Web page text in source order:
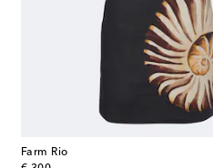
Farm Rio